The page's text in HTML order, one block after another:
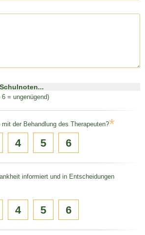
= ungenügend)
der Behandlung des Therapeuten?*
4 5 6
informiert und in Entscheidungen
4 5 6